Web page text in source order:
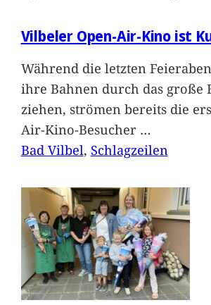
Vilbeler Open-Air-Kino ist
Während die letzten
ihre Bahnen durch das große
ziehen, strömen bereits die
Air-Kino-Besucher …
Bad Vilbel, Schlagzeilen